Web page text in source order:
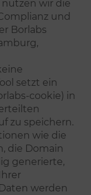
wir die
und
Borlabs
setzt ein
cookie) in
zu speichern.
wie die
die Domain
generierte,
werden